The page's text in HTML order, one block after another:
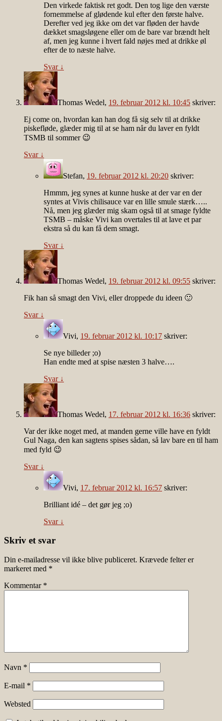
Den virkede faktisk ret godt. Den tog lige den værste
fornemmelse af glødende kul efter den første halve.
Derefter ved jeg ikke om det var fløden der havde
dækket smagsløgene eller om de bare var brændt helt
af, men jeg kunne i hvert fald nøjes med at drikke øl
efter de to næste halve.
Svar ↓
Thomas Wedel, 19. februar 2012 kl. 10:45 skriver:
Ej come on, hvordan kan han dog få sig selv til at drikke
piskefløde, glæder mig til at se ham når du laver en fyldt
TSMB til sommer 😉
Svar ↓
Stefan, 19. februar 2012 kl. 20:20 skriver:
Hmmm, jeg synes at kunne huske at der var en der
syntes at Vivis chilisauce var en lille smule stærk…..
Nå, men jeg glæder mig skam også til at smage fyldte
TSMB – måske Vivi kan overtales til at lave et par
ekstra så du kan få dem smagt.
Svar ↓
Thomas Wedel, 19. februar 2012 kl. 09:55 skriver:
Fik han så smagt den Vivi, eller droppede du ideen 🙂
Svar ↓
Vivi, 19. februar 2012 kl. 10:17 skriver:
Se nye billeder ;o)
Han endte med at spise næsten 3 halve….
Svar ↓
Thomas Wedel, 17. februar 2012 kl. 16:36 skriver:
Var der ikke noget med, at manden gerne ville have en fyldt
Gul Naga, den kan sagtens spises sådan, så lav bare en til ham
med fyld 😉
Svar ↓
Vivi, 17. februar 2012 kl. 16:57 skriver:
Brilliant idé – det gør jeg ;o)
Svar ↓
Skriv et svar
Din e-mailadresse vil ikke blive publiceret. Krævede felter er
markeret med *
Kommentar *
Navn *
E-mail *
Websted